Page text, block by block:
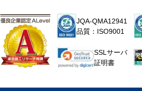
JQA-QMA12941
品質：ISO9001
SSLサーバ
証明書